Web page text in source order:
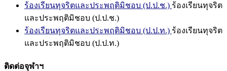
ร้องเรียนทุจริตและประพฤติมิชอบ (ป.ป.ช.) ร้องเรียนทุจริต
และประพฤติมิชอบ (ป.ป.ช.)
ร้องเรียนทุจริตและประพฤติมิชอบ (ป.ป.ท.) ร้องเรียนทุจริต
และประพฤติมิชอบ (ป.ป.ท.)
ติดต่อจุฬาฯ